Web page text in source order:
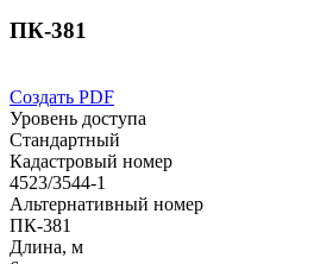
ПК-381
Создать PDF
Уровень доступа
Стандартный
Кадастровый номер
4523/3544-1
Альтернативный номер
ПК-381
Длина, м